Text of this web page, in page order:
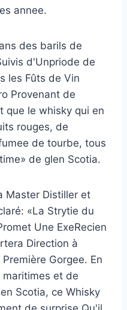
annee.
des barils de
d'Unpriode de
les Fûts de Vin
Provenant de
que le whisky qui en
rouges, de
de tourbe, tous
de glen Scotia.
Master Distiller et
«La Strytie du
Une ExeRecien
Direction à
Gorgee. En
maritimes et de
Scotia, ce Whisky